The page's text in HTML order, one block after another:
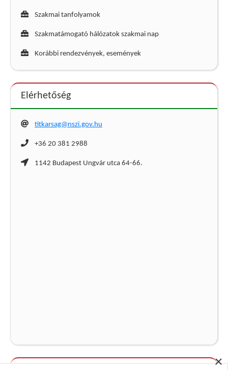
×
Szakmai tanfolyamok
Szakmatámogató hálózatok szakmai nap
Korábbi rendezvények, események
Elérhetőség
titkarsag@nszi.gov.hu
+36 20 381 2988
1142 Budapest Ungvár utca 64-66.